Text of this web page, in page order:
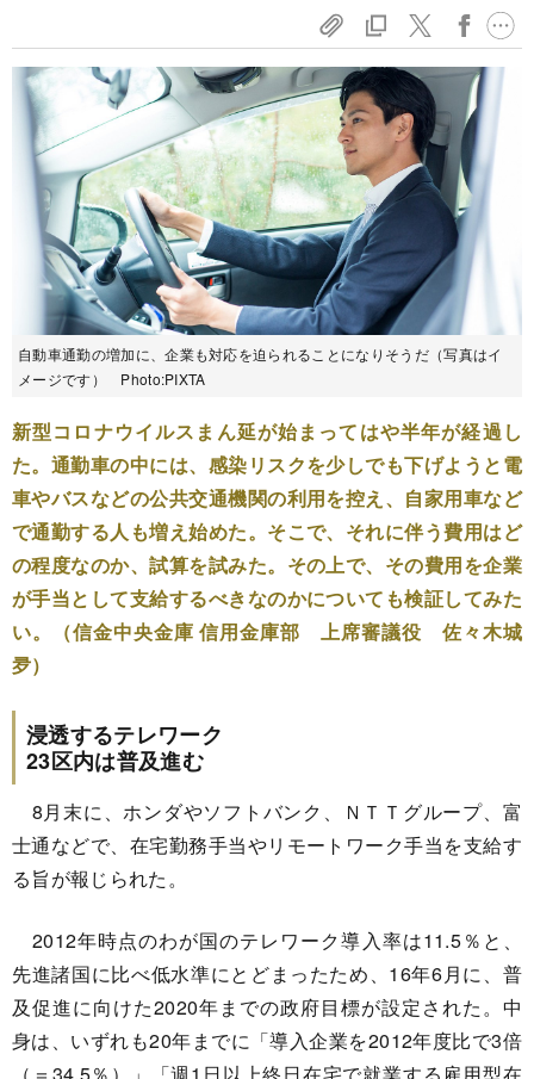
自動車通勤の増加に、企業も対応を迫られることになりそうだ（写真はイ
メージです） Photo:PIXTA
新型コロナウイルスまん延が始まってはや半年が経過し
た。通勤車の中には、感染リスクを少しでも下げようと電
車やバスなどの公共交通機関の利用を控え、自家用車など
で通勤する人も増え始めた。そこで、それに伴う費用はど
の程度なのか、試算を試みた。その上で、その費用を企業
が手当として支給するべきなのかについても検証してみた
い。（信金中央金庫 信用金庫部 上席審議役 佐々木城
夛）
浸透するテレワーク
23区内は普及進む
8月末に、ホンダやソフトバンク、ＮＴＴグループ、富
士通などで、在宅勤務手当やリモートワーク手当を支給す
る旨が報じられた。
2012年時点のわが国のテレワーク導入率は11.5％と、
先進諸国に比べ低水準にとどまったため、16年6月に、普
及促進に向けた2020年までの政府目標が設定された。中
身は、いずれも20年までに「導入企業を2012年度比で3倍
（＝34.5％）」「週1日以上終日在宅で就業する雇用型在